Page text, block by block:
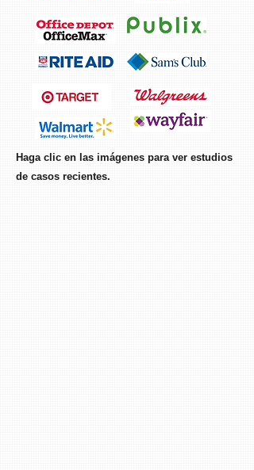
Haga clic en las imágenes para ver estudios
de casos recientes.